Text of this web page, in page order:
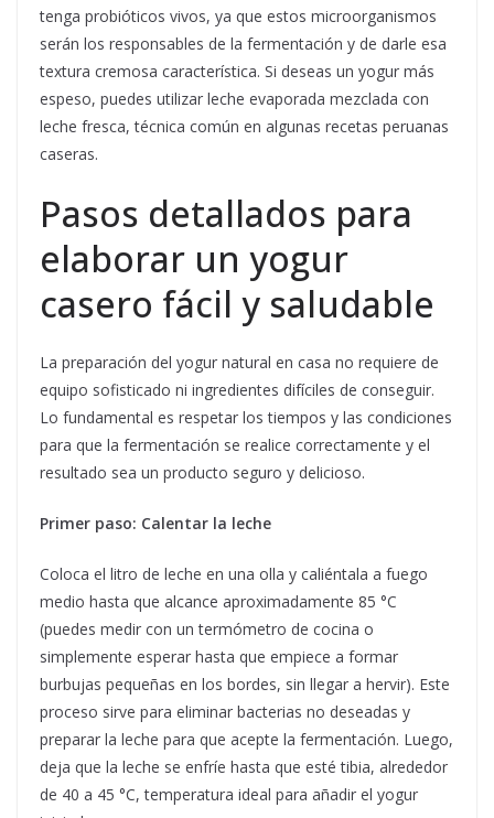
tenga probióticos vivos, ya que estos microorganismos
serán los responsables de la fermentación y de darle esa
textura cremosa característica. Si deseas un yogur más
espeso, puedes utilizar leche evaporada mezclada con
leche fresca, técnica común en algunas recetas peruanas
caseras.
Pasos detallados para
elaborar un yogur
casero fácil y saludable
La preparación del yogur natural en casa no requiere de
equipo sofisticado ni ingredientes difíciles de conseguir.
Lo fundamental es respetar los tiempos y las condiciones
para que la fermentación se realice correctamente y el
resultado sea un producto seguro y delicioso.
Primer paso: Calentar la leche
Coloca el litro de leche en una olla y caliéntala a fuego
medio hasta que alcance aproximadamente 85 °C
(puedes medir con un termómetro de cocina o
simplemente esperar hasta que empiece a formar
burbujas pequeñas en los bordes, sin llegar a hervir). Este
proceso sirve para eliminar bacterias no deseadas y
preparar la leche para que acepte la fermentación. Luego,
deja que la leche se enfríe hasta que esté tibia, alrededor
de 40 a 45 °C, temperatura ideal para añadir el yogur